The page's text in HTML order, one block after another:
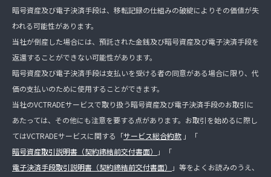
暗号資産及び電子決済手段は、移転記録の仕組みの破綻によりその価値が失
われる可能性があります。
当社が倒産した場合には、預託された金銭及び暗号資産及び電子決済手段を
返還することができない可能性があります。
暗号資産及び電子決済手段は支払いを受ける者の同意がある場合に限り、代
価の支払いのために使用することができます。
当社のVCTRADEサービスで取り扱う暗号資産及び電子決済手段のお取引に
あたっては、その他にも注意を要する点があります。お取引を始めるに際し
てはVCTRADEサービスに関する「サービス総合約款 」「
暗号資産取引説明書（契約締結前交付書面）
」「
電子決済手段取引説明書（契約締結前交付書面）
」等をよくお読みのうえ、